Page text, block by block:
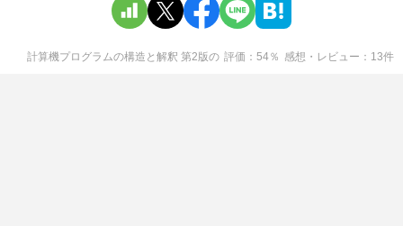
計算機プログラムの構造と解釈 第2版の 評価 54％ 感想・レビュー 13件